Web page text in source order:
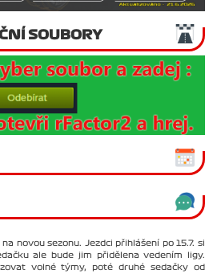
SOUBORY
novou sezonu. Jezdci přihlášení po 15.7. si
ale bude jim přidělena vedením ligy.